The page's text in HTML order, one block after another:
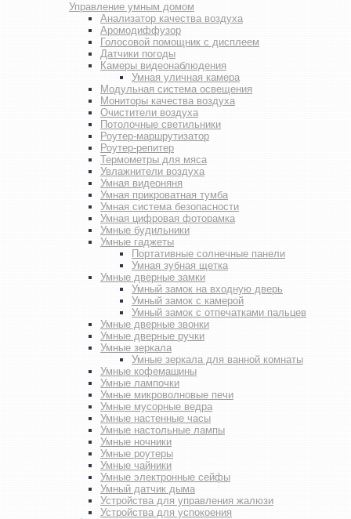
Управление умным домом
Анализатор качества воздуха
Аромодиффузор
Голосовой помощник с дисплеем
Датчики погоды
Камеры видеонаблюдения
Умная уличная камера
Модульная система освещения
Мониторы качества воздуха
Очистители воздуха
Потолочные светильники
Роутер-маршрутизатор
Роутер-репитер
Термометры для мяса
Увлажнители воздуха
Умная видеоняня
Умная прикроватная тумба
Умная система безопасности
Умная цифровая фоторамка
Умные будильники
Умные гаджеты
Портативные солнечные панели
Умная зубная щетка
Умные дверные замки
Умный замок на входную дверь
Умный замок с камерой
Умный замок с отпечатками пальцев
Умные дверные звонки
Умные дверные ручки
Умные зеркала
Умные зеркала для ванной комнаты
Умные кофемашины
Умные лампочки
Умные микроволновые печи
Умные мусорные ведра
Умные настенные часы
Умные настольные лампы
Умные ночники
Умные роутеры
Умные чайники
Умные электронные сейфы
Умный датчик дыма
Устройства для управления жалюзи
Устройства для успокоения